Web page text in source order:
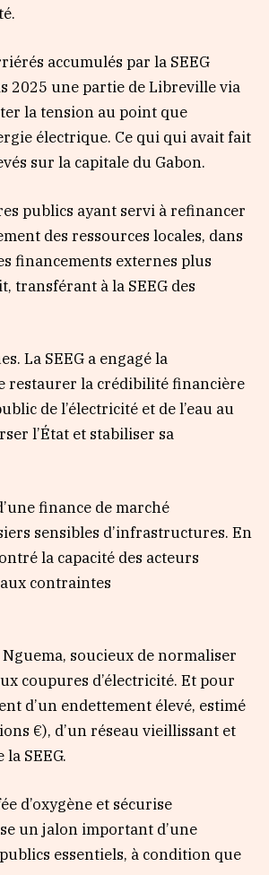
accumulés par la SEEG
2025 une partie de Libreville via
la tension au point que
électrique. Ce qui qui avait fait
sur la capitale du Gabon.
publics ayant servi à refinancer
des ressources locales, dans
financements externes plus
transférant à la SEEG des
La SEEG a engagé la
restaurer la crédibilité financière
de l’électricité et de l’eau au
l’État et stabiliser sa
finance de marché
sensibles d’infrastructures. En
la capacité des acteurs
contraintes
soucieux de normaliser
coupures d’électricité. Et pour
d’un endettement élevé, estimé
€), d’un réseau vieillissant et
SEEG.
d’oxygène et sécurise
un jalon important d’une
essentiels, à condition que